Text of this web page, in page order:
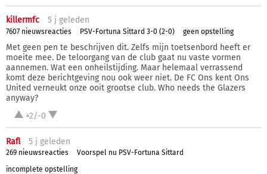
killermfc 5 j geleden
7607 nieuwsreacties PSV-Fortuna Sittard 3-0 (2-0) geen opstelling
Met geen pen te beschrijven dit. Zelfs mijn toetsenbord heeft er
moeite mee. De teloorgang van de club gaat nu vaste vormen
aannemen. Wat een onheilstijding. Maar helemaal verrassend
komt deze berichtgeving nou ook weer niet. De FC Ons kent Ons
United verneukt onze ooit grootse club. Who needs the Glazers
anyway?
+2/-0
Rafl 5 j geleden
269 nieuwsreacties
Voorspel nu PSV-Fortuna Sittard
incomplete opstelling